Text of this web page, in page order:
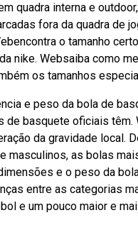
quadra interna e
fora da quadra de
o tamanho
nike. Websaiba como
os tamanhos
e peso da bola de
de basquete oficiais
da gravidade local.
masculinos, as bolas
e o peso da
entre as categorias
e um pouco maior e